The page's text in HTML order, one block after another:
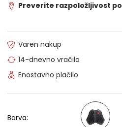
Preverite razpoložljivost
Varen nakup
14-dnevno vračilo
Enostavno plačilo
Barva: